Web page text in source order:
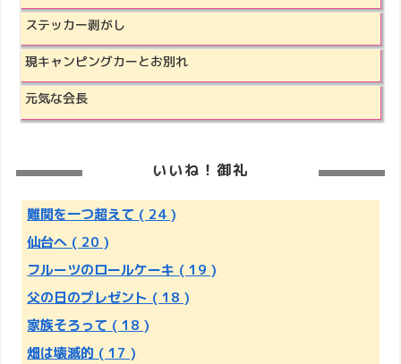
ステッカー剥がし
現キャンピングカーとお別れ
元気な会長
いいね！御礼
難関を一つ超えて ( 24 )
仙台へ ( 20 )
フルーツのロールケーキ ( 19 )
父の日のプレゼント ( 18 )
家族そろって ( 18 )
畑は壊滅的 ( 17 )